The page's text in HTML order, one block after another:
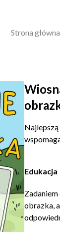
Strona główna
Edukacja
obrazka,